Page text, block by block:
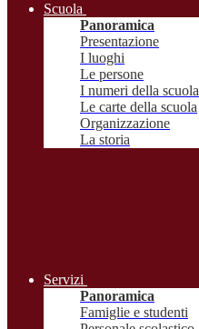
Scuola
Panoramica
Presentazione
I luoghi
Le persone
I numeri della scuola
Le carte della scuola
Organizzazione
La storia
Servizi
Panoramica
Famiglie e studenti